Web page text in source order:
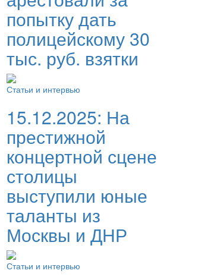
попытку дать
полицейскому 30
тыс. руб. взятки
Статьи и интервью
15.12.2025: На
престижной
концертной сцене
столицы
выступили юные
таланты из
Москвы и ДНР
Статьи и интервью